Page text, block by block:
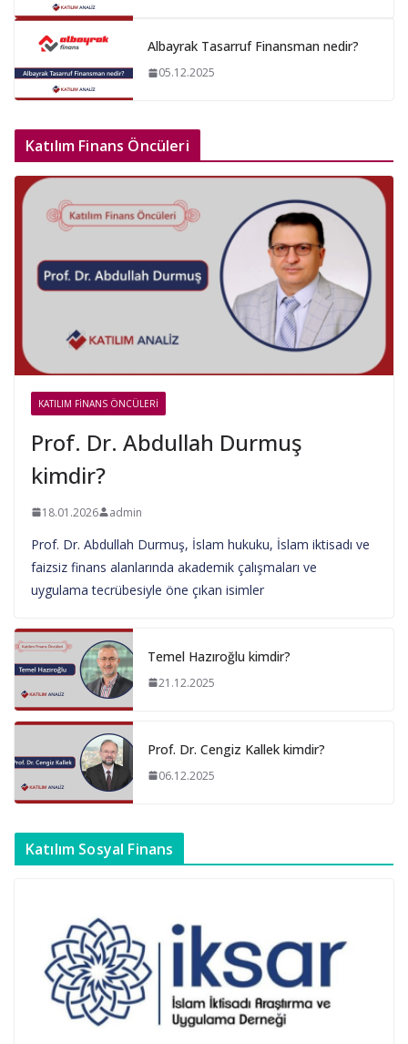
Albayrak Tasarruf Finansman nedir?
05.12.2025
Katılım Finans Öncüleri
KATILIM FINANS ÖNCÜLERI
Prof. Dr. Abdullah Durmuş
kimdir?
18.01.2026 admin
Prof. Dr. Abdullah Durmuş, İslam hukuku, İslam iktisadı ve
faizsiz finans alanlarında akademik çalışmaları ve
uygulama tecrübesiyle öne çıkan isimler
Temel Hazıroğlu kimdir?
21.12.2025
Prof. Dr. Cengiz Kallek kimdir?
06.12.2025
Katılım Sosyal Finans